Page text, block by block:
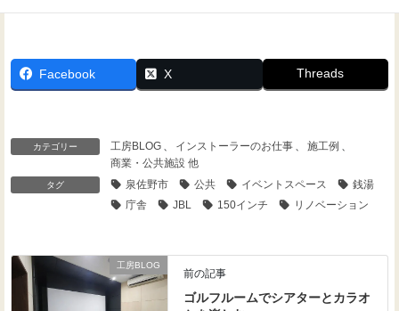
Facebook X Threads
カテゴリー 工房BLOG インストーラーのお仕事 施工例
商業・公共施設 他
タグ 泉佐野市 公共 イベントスペース
銭湯
庁舎
JBL 150インチ リノベーション
工房BLOG
前の記事
ゴルフルームでシアターとカラオ